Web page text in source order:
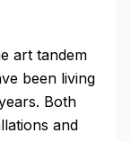
art tandem
been living
Both
and